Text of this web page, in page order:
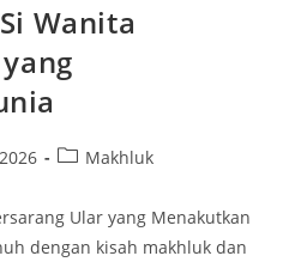
Wanita
PostMakhluk
Ular yang Menakutkan
dengan kisah makhluk dan